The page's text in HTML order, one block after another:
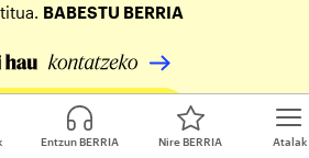
Atalak
Entzun BERRIA Nire BERRIA
BABESTU BERRIA
zure ekarpena